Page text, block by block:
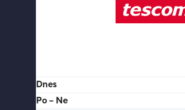
Dnes
Po – Ne